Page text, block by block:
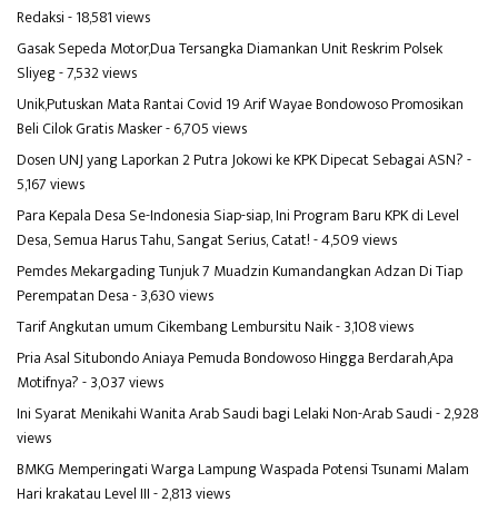
Redaksi- 18,581 views
Gasak Sepeda Motor,Dua Tersangka Diamankan Unit Reskrim Polsek
Sliyeg- 7,532 views
Unik,Putuskan Mata Rantai Covid 19 Arif Wayae Bondowoso Promosikan
Beli Cilok Gratis Masker- 6,705 views
Dosen UNJ yang Laporkan 2 Putra Jokowi ke KPK Dipecat Sebagai ASN?-
5,167 views
Para Kepala Desa Se-Indonesia Siap-siap, Ini Program Baru KPK di Level
Desa, Semua Harus Tahu, Sangat Serius, Catat!- 4,509 views
Pemdes Mekargading Tunjuk 7 Muadzin Kumandangkan Adzan Di Tiap
Perempatan Desa- 3,630 views
Tarif Angkutan umum Cikembang Lembursitu Naik- 3,108 views
Pria Asal Situbondo Aniaya Pemuda Bondowoso Hingga Berdarah,Apa
Motifnya?- 3,037 views
Ini Syarat Menikahi Wanita Arab Saudi bagi Lelaki Non-Arab Saudi- 2,928
views
BMKG Memperingati Warga Lampung Waspada Potensi Tsunami Malam
Hari krakatau Level III- 2,813 views